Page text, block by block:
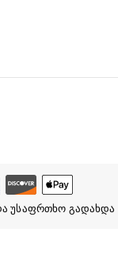
უსაფრთხო გადახდა